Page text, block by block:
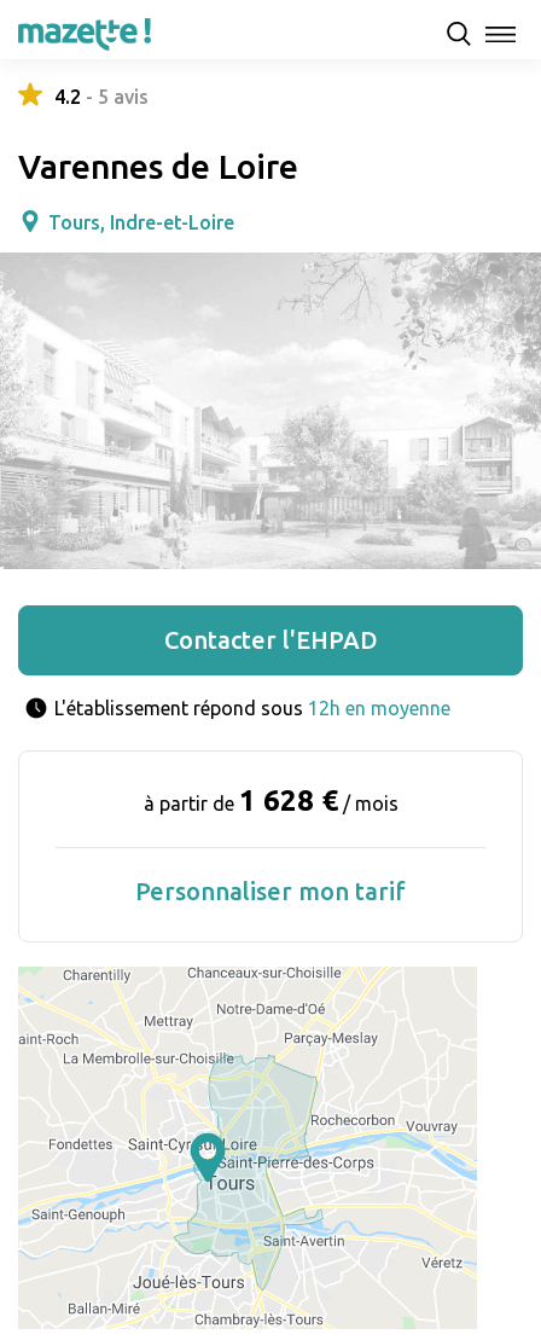
4.2 - 5 avis
Varennes de Loire
Tours, Indre-et-Loire
Contacter l'EHPAD
L'établissement répond sous 12h en moyenne
à partir de 1 628 €/ mois
Personnaliser mon tarif